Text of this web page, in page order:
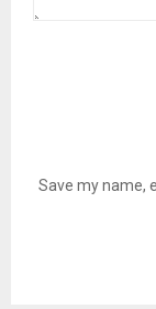
Save my name,